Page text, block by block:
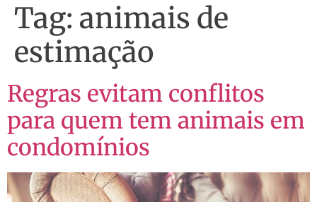
Tag: animais de
estimação
Regras evitam conflitos
para quem tem animais em
condomínios